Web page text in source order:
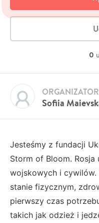
0
Sofiia
Jesteśmy z fundacji
Storm of Bloom. Rosja
wojskowych i cywilów.
stanie fizycznym,
pierwszy czas
takich jak odzież i